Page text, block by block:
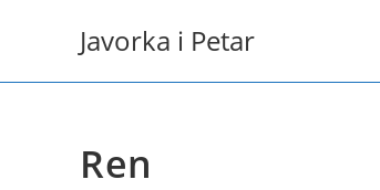
Javorka i Petar
Ren